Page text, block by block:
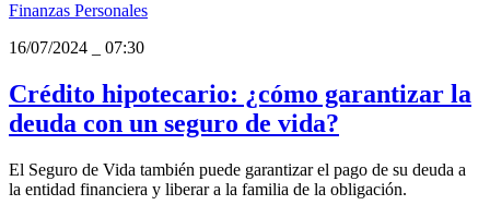
Finanzas Personales
16/07/2024
07:30
Crédito hipotecario: ¿cómo garantizar la
deuda con un seguro de vida?
El Seguro de Vida también puede garantizar el pago de su deuda a
la entidad financiera y liberar a la familia de la obligación.